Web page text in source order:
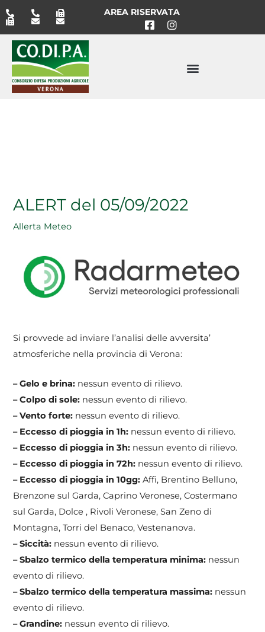
Vai
al
contenuto
AREA RISERVATA
ALERT del 05/09/2022
Allerta Meteo
Si provvede ad inviare l’analisi delle avversita’
atmosferiche nella provincia di Verona:
– Gelo e brina: nessun evento di rilievo.
– Colpo di sole: nessun evento di rilievo.
– Vento forte: nessun evento di rilievo.
– Eccesso di pioggia in 1h: nessun evento di rilievo.
– Eccesso di pioggia in 3h: nessun evento di rilievo.
– Eccesso di pioggia in 72h: nessun evento di rilievo.
– Eccesso di pioggia in 10gg:Affi, Brentino Belluno,
Brenzone sul Garda, Caprino Veronese, Costermano
sul Garda, Dolce , Rivoli Veronese, San Zeno di
Montagna, Torri del Benaco, Vestenanova.
– Siccità: nessun evento di rilievo.
– Sbalzo termico della temperatura minima: nessun
evento di rilievo.
– Sbalzo termico della temperatura massima: nessun
evento di rilievo.
– Grandine: nessun evento di rilievo.